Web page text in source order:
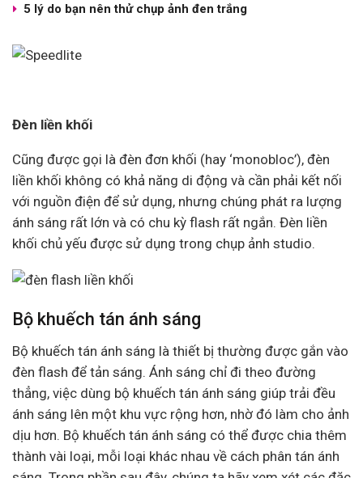
5 lý do bạn nên thử chụp ảnh đen trắng
Đèn liền khối
Cũng được gọi là đèn đơn khối (hay ‘monobloc’), đèn
liền khối không có khả năng di động và cần phải kết nối
với nguồn điện để sử dụng, nhưng chúng phát ra lượng
ánh sáng rất lớn và có chu kỳ flash rất ngắn. Đèn liền
khối chủ yếu được sử dụng trong chụp ảnh studio.
Bộ khuếch tán ánh sáng
Bộ khuếch tán ánh sáng là thiết bị thường được gắn vào
đèn flash để tản sáng. Ánh sáng chỉ đi theo đường
thẳng, việc dùng bộ khuếch tán ánh sáng giúp trải đều
ánh sáng lên một khu vực rộng hơn, nhờ đó làm cho ảnh
dịu hơn. Bộ khuếch tán ánh sáng có thể được chia thêm
thành vài loại, mỗi loại khác nhau về cách phân tán ánh